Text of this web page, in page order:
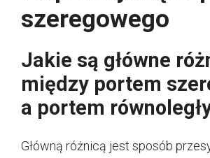
szeregowego
Jakie są główne
między portem
a portem
Główną różnicą jest sposób